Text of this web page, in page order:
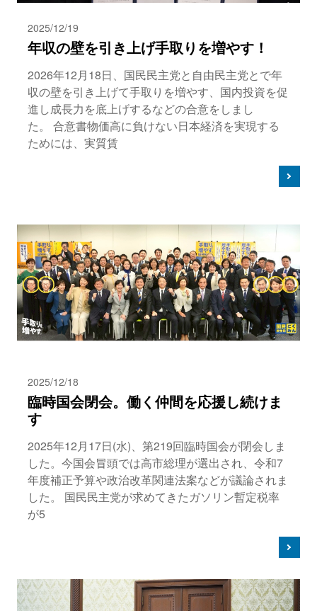
2025/12/19
年収の壁を引き上げ手取りを増やす！
2026年12月18日、国民民主党と自由民主党とで年
収の壁を引き上げて手取りを増やす、国内投資を促
進し成長力を底上げするなどの合意をしまし
た。 合意書物価高に負けない日本経済を実現する
ためには、実質賃
2025/12/18
臨時国会閉会。働く仲間を応援し続けま
す
2025年12月17日(水)、第219回臨時国会が閉会しま
した。今国会冒頭では高市総理が選出され、令和7
年度補正予算や政治改革関連法案などが議論されま
した。 国民民主党が求めてきたガソリン暫定税率
が5